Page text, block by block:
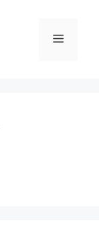
Menu